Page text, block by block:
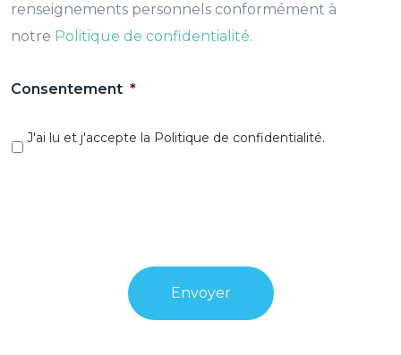
renseignements personnels conformément à
notre Politique de confidentialité.
Consentement *
J'ai lu et j'accepte la Politique de confidentialité.